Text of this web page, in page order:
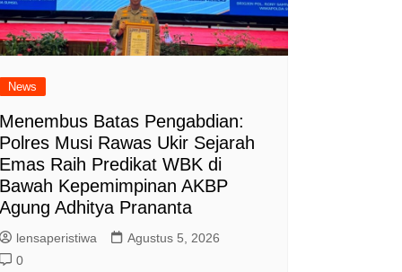
News
Batas Pengabdian:
Musi Rawas Ukir Sejarah
Raih Predikat WBK di
Kepemimpinan AKBP
Adhitya Prananta
lensaperistiwa
Agustus 5, 2026
0